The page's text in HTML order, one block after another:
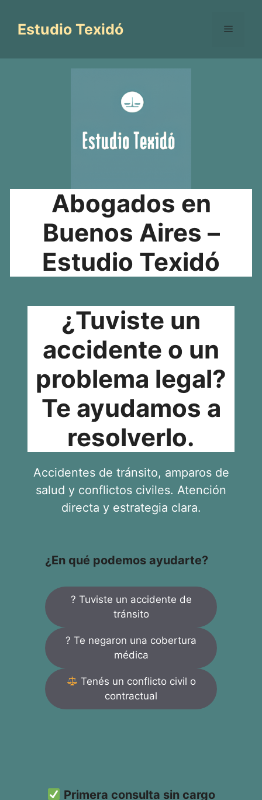
contenido
Estudio Texidó Menú
Abogados en
Buenos Aires –
Estudio Texidó
¿Tuviste un
accidente o un
problema legal?
Te ayudamos a
resolverlo.
Accidentes de tránsito, amparos de
salud y conflictos civiles. Atención
directa y estrategia clara.
¿En qué podemos ayudarte?
? Tuviste un accidente de
tránsito
? Te negaron una cobertura
médica
Tenés un conflicto civil o
contractual
Primera consulta sin cargo